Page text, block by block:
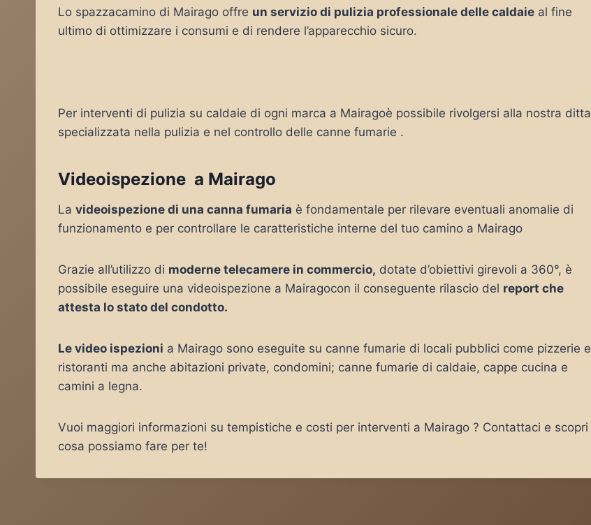
Lo spazzacamino di Mairago offre un servizio di pulizia professionale delle caldaie al fine
ultimo di ottimizzare i consumi e di rendere l’apparecchio sicuro.
Per interventi di pulizia su caldaie di ogni marca a Mairagoè possibile rivolgersi alla nostra ditta
specializzata nella pulizia e nel controllo delle canne fumarie .
Videoispezione a Mairago
La videoispezione di una canna fumaria è fondamentale per rilevare eventuali anomalie di
funzionamento e per controllare le caratteristiche interne del tuo camino a Mairago
Grazie all’utilizzo di moderne telecamere in commercio, dotate d’obiettivi girevoli a 360°, è
possibile eseguire una videoispezione a Mairagocon il conseguente rilascio del report che
attesta lo stato del condotto.
Le video ispezioni a Mairago sono eseguite su canne fumarie di locali pubblici come pizzerie e
ristoranti ma anche abitazioni private, condomini; canne fumarie di caldaie, cappe cucina e
camini a legna.
Vuoi maggiori informazioni su tempistiche e costi per interventi a Mairago ? Contattaci e scopri
cosa possiamo fare per te!